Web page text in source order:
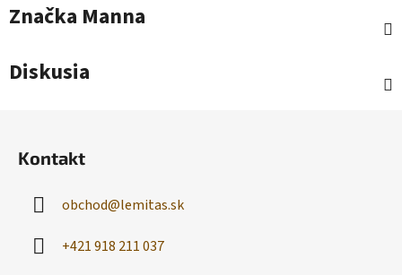
Značka Manna
Diskusia
Kontakt
obchod@lemitas.sk
+421 918 211 037